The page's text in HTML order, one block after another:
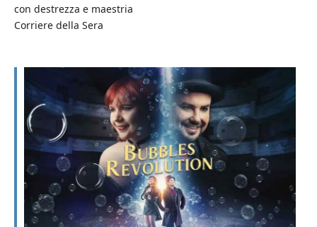
con destrezza e maestria
Corriere della Sera